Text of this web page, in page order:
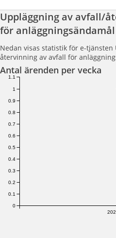
Uppläggning av avfall/
för
Nedan visas statistik för e-
återvinning av avfall för
Antal ärenden per vecka
0
0.1
0.2
0.3
0.4
0.5
0.6
0.7
0.8
0.9
1
1.1